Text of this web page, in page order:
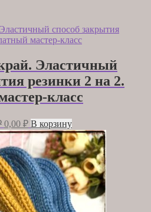
Эластичный
резинки 2 на 2.
класс
Первоначальная
цена
составляла
300,00 ₽.
0,00 ₽Текущая
цена:
0,00 ₽.
В корзину